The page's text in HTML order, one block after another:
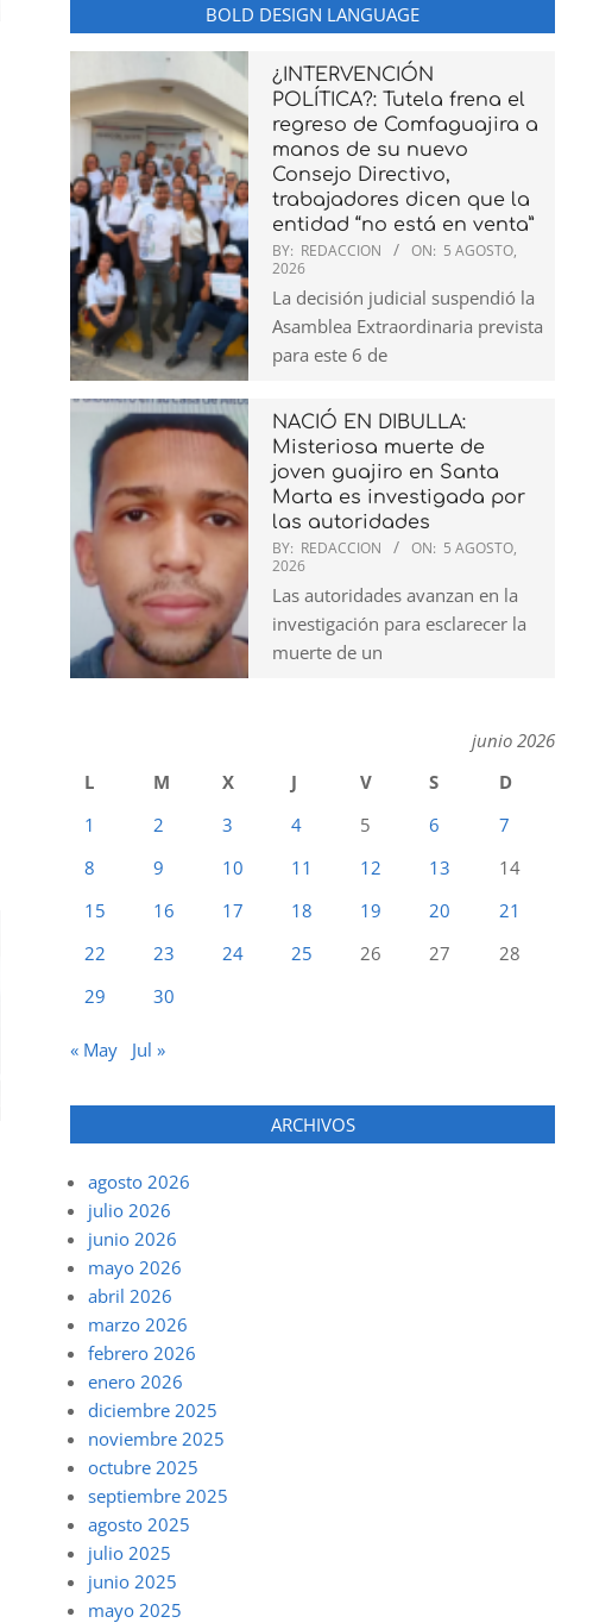
BOLD DESIGN LANGUAGE
¿INTERVENCIÓN
POLÍTICA?: Tutela frena el
regreso de Comfaguajira a
manos de su nuevo
Consejo Directivo,
trabajadores dicen que la
entidad “no está en venta”
BY: REDACCION ON: 5 AGOSTO,
2026
La decisión judicial suspendió la
Asamblea Extraordinaria prevista
para este 6 de
NACIÓ EN DIBULLA:
Misteriosa muerte de
joven guajiro en Santa
Marta es investigada por
las autoridades
BY: REDACCION ON: 5 AGOSTO,
2026
Las autoridades avanzan en la
investigación para esclarecer la
muerte de un
junio 2026
L
M X J V S
D
1
2 3 4 5 6
7
8
9 10 11 12 13
14
15
16 17 18 19 20
21
22
23 24 25 26 27
28
29
30
« May Jul »
ARCHIVOS
agosto 2026
julio 2026
junio 2026
mayo 2026
abril 2026
marzo 2026
febrero 2026
enero 2026
diciembre 2025
noviembre 2025
octubre 2025
septiembre 2025
agosto 2025
julio 2025
junio 2025
mayo 2025